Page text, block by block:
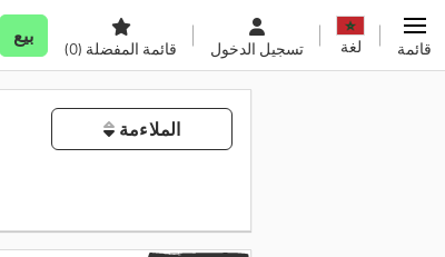
بيع
قائمة المفضلة (0) تسجيل الدخول لغة قائمة
الملاءمة